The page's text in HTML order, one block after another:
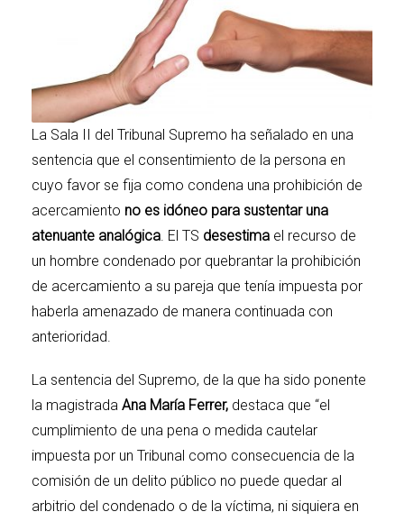
La Sala II del Tribunal Supremo ha señalado en una
sentencia que el consentimiento de la persona en
cuyo favor se fija como condena una prohibición de
acercamiento no es idóneo para sustentar una
atenuante analógica. El TS desestima el recurso de
un hombre condenado por quebrantar la prohibición
de acercamiento a su pareja que tenía impuesta por
haberla amenazado de manera continuada con
anterioridad.
La sentencia del Supremo, de la que ha sido ponente
la magistrada Ana María Ferrer, destaca que “el
cumplimiento de una pena o medida cautelar
impuesta por un Tribunal como consecuencia de la
comisión de un delito público no puede quedar al
arbitrio del condenado o de la víctima, ni siquiera en